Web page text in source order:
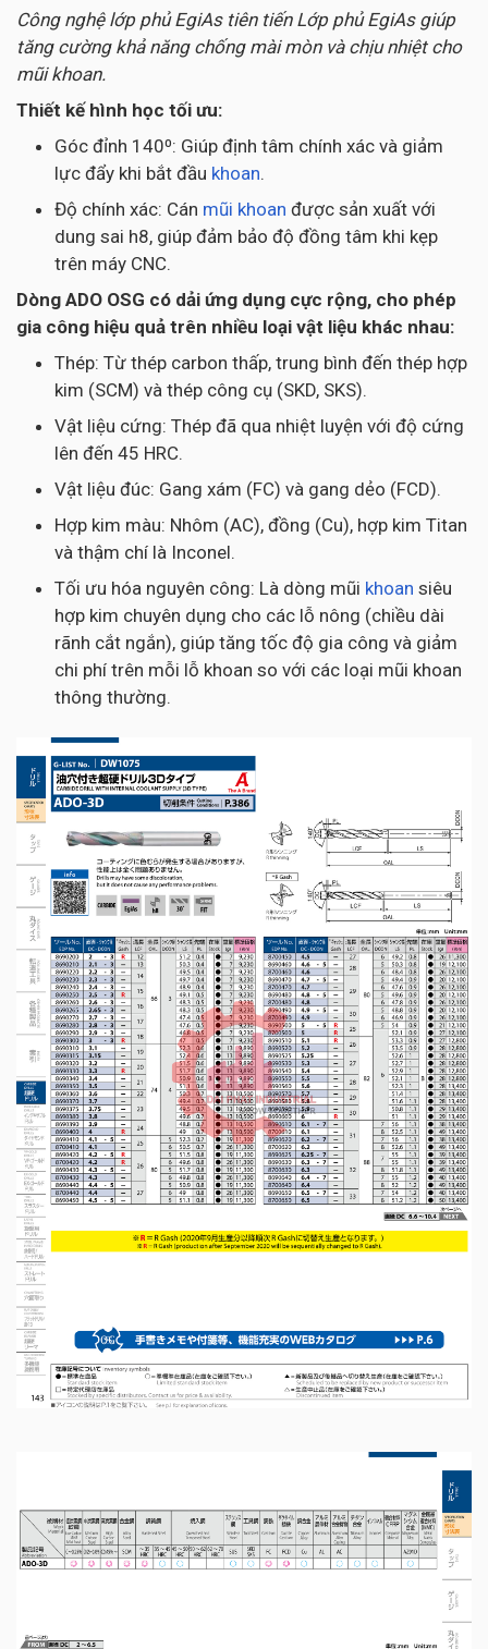
Công nghệ lớp phủ EgiAs tiên tiến Lớp phủ EgiAs giúp
tăng cường khả năng chống mài mòn và chịu nhiệt cho
mũi khoan.
Thiết kế hình học tối ưu:
Góc đỉnh 140⁰: Giúp định tâm chính xác và giảm
lực đẩy khi bắt đầu khoan.
Độ chính xác: Cán mũi khoan được sản xuất với
dung sai h8, giúp đảm bảo độ đồng tâm khi kẹp
trên máy CNC.
Dòng ADO OSG có dải ứng dụng cực rộng, cho phép
gia công hiệu quả trên nhiều loại vật liệu khác nhau:
Thép: Từ thép carbon thấp, trung bình đến thép hợp
kim (SCM) và thép công cụ (SKD, SKS).
Vật liệu cứng: Thép đã qua nhiệt luyện với độ cứng
lên đến 45 HRC.
Vật liệu đúc: Gang xám (FC) và gang dẻo (FCD).
Hợp kim màu: Nhôm (AC), đồng (Cu), hợp kim Titan
và thậm chí là Inconel.
Tối ưu hóa nguyên công: Là dòng mũi khoan siêu
hợp kim chuyên dụng cho các lỗ nông (chiều dài
rãnh cắt ngắn), giúp tăng tốc độ gia công và giảm
chi phí trên mỗi lỗ khoan so với các loại mũi khoan
thông thường.